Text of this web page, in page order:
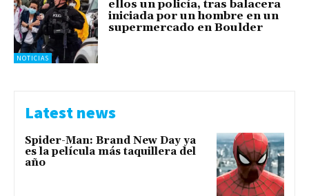
NOTICIAS
ellos un policía, tras balacera
iniciada por un hombre en un
supermercado en Boulder
Latest news
Spider-Man: Brand New Day ya
es la película más taquillera del
año